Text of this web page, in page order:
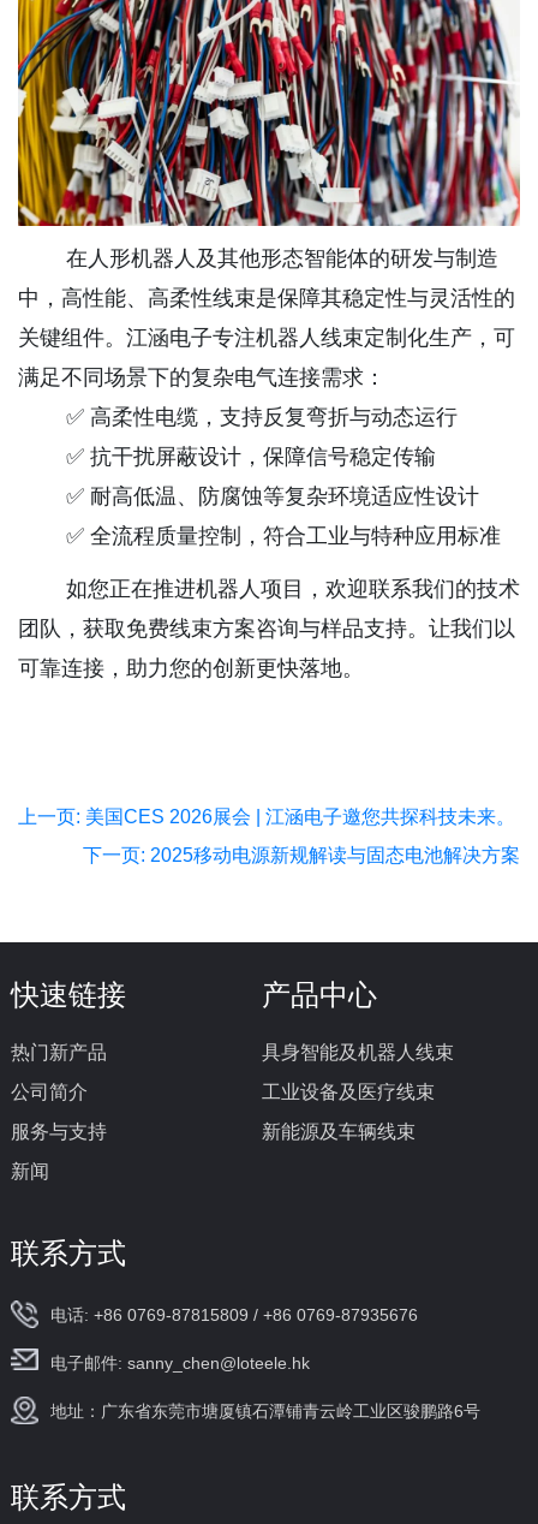
在人形机器人及其他形态智能体的研发与制造
中，高性能、高柔性线束是保障其稳定性与灵活性的
关键组件。江涵电子专注机器人线束定制化生产，可
满足不同场景下的复杂电气连接需求：
✅ 高柔性电缆，支持反复弯折与动态运行
✅ 抗干扰屏蔽设计，保障信号稳定传输
✅ 耐高低温、防腐蚀等复杂环境适应性设计
✅ 全流程质量控制，符合工业与特种应用标准
如您正在推进机器人项目，欢迎联系我们的技术
团队，获取免费线束方案咨询与样品支持。让我们以
可靠连接，助力您的创新更快落地。
上一页: 美国CES 2026展会 | 江涵电子邀您共探科技未来。
下一页: 2025移动电源新规解读与固态电池解决方案
快速链接
热门新产品
公司简介
服务与支持
新闻
产品中心
具身智能及机器人线束
工业设备及医疗线束
新能源及车辆线束
联系方式
电话: +86 0769-87815809 / +86 0769-87935676
电子邮件: sanny_chen@loteele.hk
地址：广东省东莞市塘厦镇石潭铺青云岭工业区骏鹏路6号
联系方式